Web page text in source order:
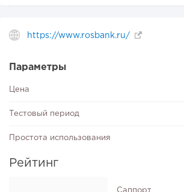
https://www.rosbank.ru/
Параметры
Цена
Тестовый период
Простота использования
Рейтинг